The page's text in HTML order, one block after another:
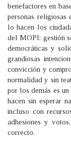
benefactores en
personas religiosas
lo hacen los
del MOPI: gestión
democráticas y
grandiosas
convicción y
normalidad y sin
por los demás es
hacen sin esperar
incluso con
adhesiones y
correcto.